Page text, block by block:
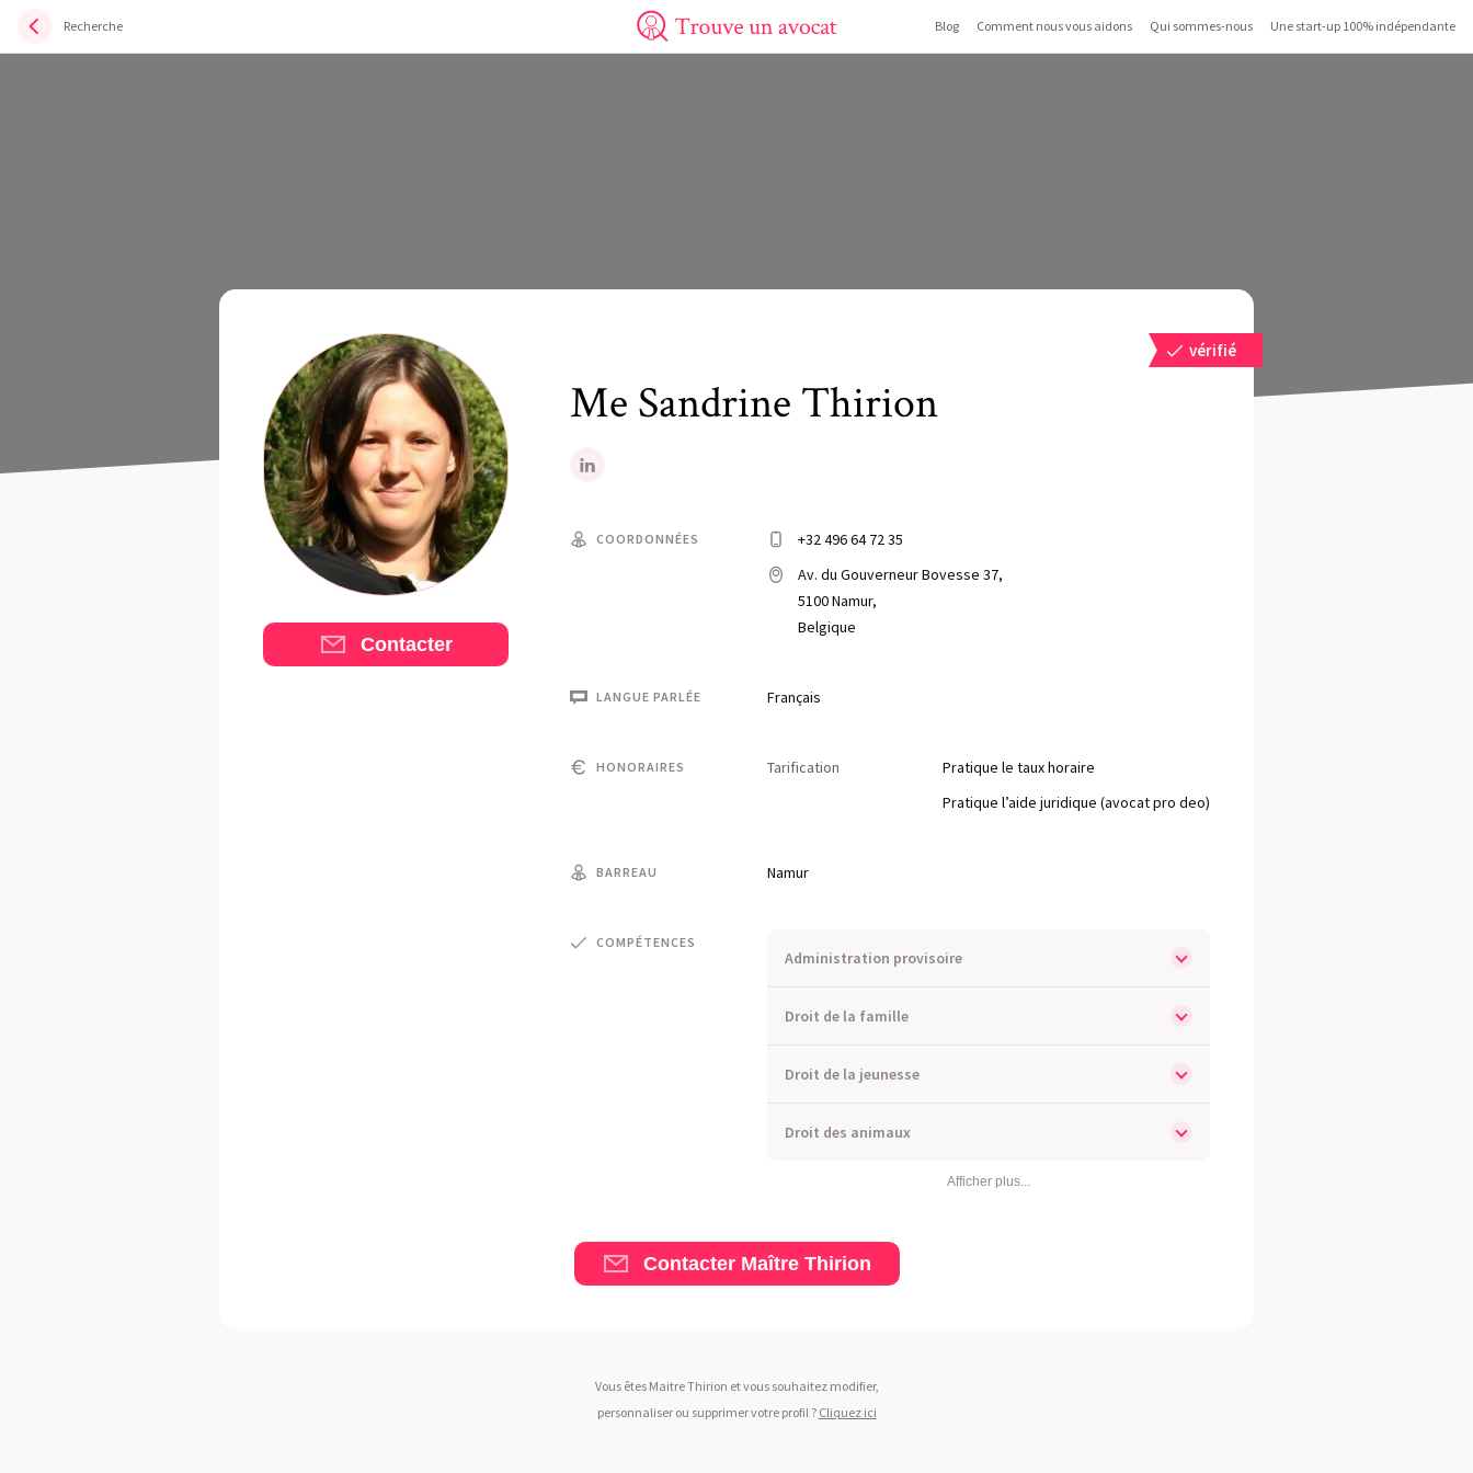
Recherche
Trouve un avocat
Blog Comment nous vous aidons Qui sommes-nous Une start-up 100% indépendante
Me Sandrine Thirion
vérifié
LinkedIn
COORDONNÉES
+32 496 64 72 35
Av. du Gouverneur Bovesse 37,
5100 Namur,
Belgique
LANGUE PARLÉE Français
HONORAIRES Tarification
Pratique le taux horaire
Pratique l’aide juridique (avocat pro deo)
BARREAU Namur
COMPÉTENCES
Administration provisoire
Droit de la famille
Droit de la jeunesse
Droit des animaux
Afficher plus...
Contacter
Contacter Maître Thirion
Vous êtes Maitre Thirion et vous souhaitez modifier,
personnaliser ou supprimer votre profil ? Cliquez ici